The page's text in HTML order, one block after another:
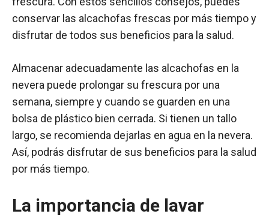
conservar las alcachofas frescas por más tiempo y
disfrutar de todos sus beneficios para la salud.
Almacenar adecuadamente las alcachofas en la
nevera puede prolongar su frescura por una
semana, siempre y cuando se guarden en una
bolsa de plástico bien cerrada. Si tienen un tallo
largo, se recomienda dejarlas en agua en la nevera.
Así, podrás disfrutar de sus beneficios para la salud
por más tiempo.
La importancia de lavar